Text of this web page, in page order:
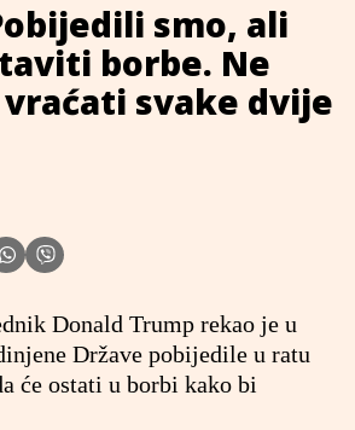
smo, ali
borbe. Ne
svake dvije
Donald Trump rekao je u
Države pobijedile u ratu
će ostati u borbi kako bi